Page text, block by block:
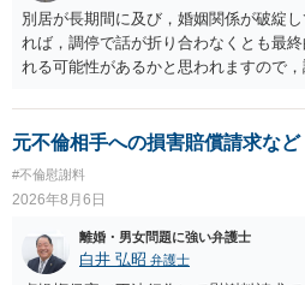
本人申立てをお考えであれば、医学知
れますので、性急な申立てをせず、知
万全の体制で申立てに臨んだ方がよい
別居が長期間に及び，婚姻関係が破綻
れば，調停で話が折り合わなくとも最
れる可能性があるかと思われますので
は調停が成立するということはないた
だしてでも調停で終わらせるよう努め
停での離婚に固執しないかいずれかの
す。 お一人で対応するのは難しい側面
ことを検討されると良いかと思われます
元不倫相手への損害賠償請求など
#不倫慰謝料
2026年8月6日
離婚・男女問題に強い弁護士
白井 弘昭 弁護士